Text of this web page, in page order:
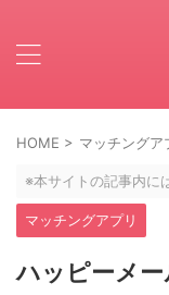
HOME > マッチングア
※本サイトの記事内に
マッチングアプリ
ハッピーメ